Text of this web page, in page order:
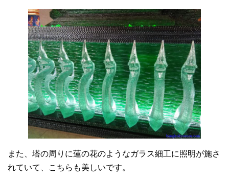
また、塔の周りに蓮の花のようなガラス細工に照明が施さ
れていて、こちらも美しいです。